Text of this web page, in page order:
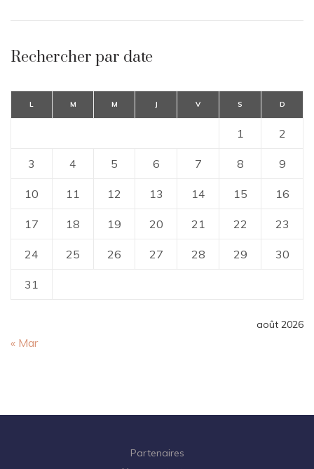
Rechercher par date
août 2026
L M M J V S D
1 2
3 4 5 6 7 8 9
10 11 12 13 14 15 16
17 18 19 20 21 22 23
24 25 26 27 28 29 30
31
« Mar
Partenaires